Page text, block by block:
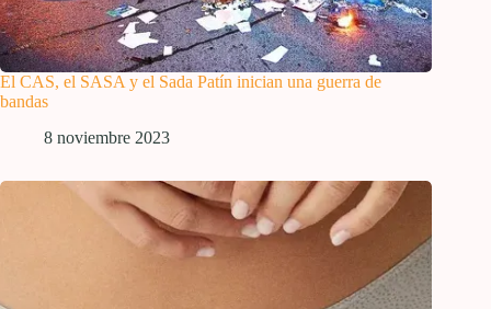
El CAS, el SASA y el Sada Patín inician una guerra de
bandas
8 noviembre 2023